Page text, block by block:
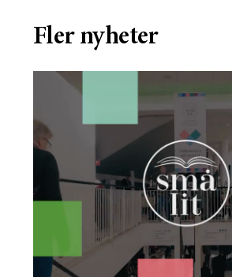
Fler nyheter